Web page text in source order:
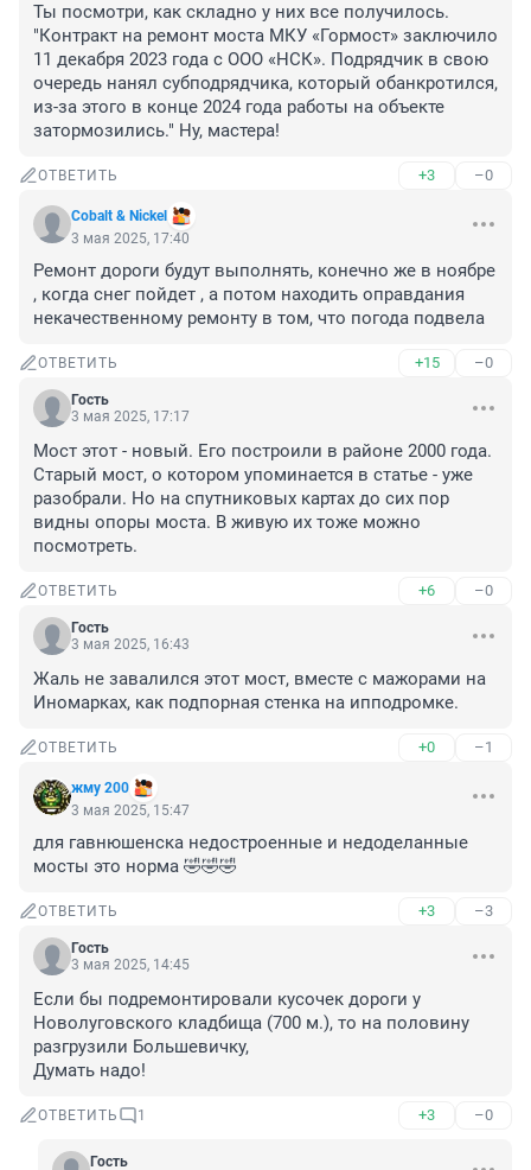
Ты посмотри, как складно у них все получилось.
"Контракт на ремонт моста МКУ «Гормост» заключило
11 декабря 2023 года с ООО «НСК». Подрядчик в свою
очередь нанял субподрядчика, который обанкротился,
из-за этого в конце 2024 года работы на объекте
затормозились." Ну, мастера!
ОТВЕТИТЬ +3 –0
Cobalt & Nickel
3 мая 2025, 17:40
Ремонт дороги будут выполнять, конечно же в ноябре
, когда снег пойдет , а потом находить оправдания
некачественному ремонту в том, что погода подвела
ОТВЕТИТЬ +15 –0
Гость
3 мая 2025, 17:17
Мост этот - новый. Его построили в районе 2000 года.
Старый мост, о котором упоминается в статье - уже
разобрали. Но на спутниковых картах до сих пор
видны опоры моста. В живую их тоже можно
посмотреть.
ОТВЕТИТЬ +6 –0
Гость
3 мая 2025, 16:43
Жаль не завалился этот мост, вместе с мажорами на
Иномарках, как подпорная стенка на ипподромке.
ОТВЕТИТЬ +0 –1
жму 200
3 мая 2025, 15:47
для гавнюшенска недостроенные и недоделанные
мосты это норма 🤣🤣🤣
ОТВЕТИТЬ +3 –3
Гость
3 мая 2025, 14:45
Если бы подремонтировали кусочек дороги у
Новолуговского кладбища (700 м.), то на половину
разгрузили Большевичку,
Думать надо!
ОТВЕТИТЬ 1 +3 –0
Гость